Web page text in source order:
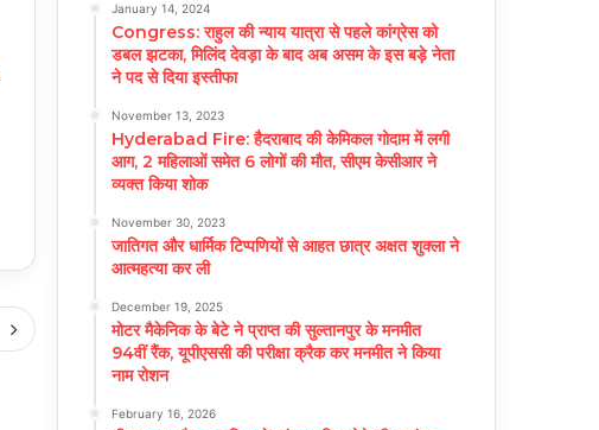
January 14, 2024
Congress: राहुल की न्याय यात्रा से पहले कांग्रेस को
डबल झटका, मिलिंद देवड़ा के बाद अब असम के इस बड़े नेता
ने पद से दिया इस्तीफा
November 13, 2023
Hyderabad Fire: हैदराबाद की केमिकल गोदाम में लगी
आग, 2 महिलाओं समेत 6 लोगों की मौत, सीएम केसीआर ने
व्यक्त किया शोक
November 30, 2023
जातिगत और धार्मिक टिप्पणियों से आहत छात्र अक्षत शुक्ला ने
आत्महत्या कर ली
December 19, 2025
मोटर मैकेनिक के बेटे ने प्राप्त की सुल्तानपुर के मनमीत
94वीं रैंक, यूपीएससी की परीक्षा क्रैक कर मनमीत ने किया
नाम रोशन
February 16, 2026